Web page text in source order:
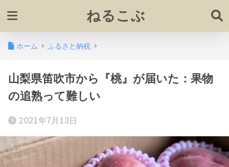
ねるこぶ
ホーム ふるさと納税
山梨県笛吹市から『桃』が届いた：果物
の追熟って難しい
2021年7月13日